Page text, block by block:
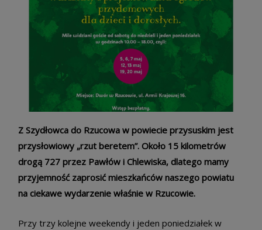
Z Szydłowca do Rzucowa w powiecie przysuskim jest
przysłowiowy „rzut beretem”. Około 15 kilometrów
drogą 727 przez Pawłów i Chlewiska, dlatego mamy
przyjemność zaprosić mieszkańców naszego powiatu
na ciekawe wydarzenie właśnie w Rzucowie.
Przy trzy kolejne weekendy i jeden poniedziałek w